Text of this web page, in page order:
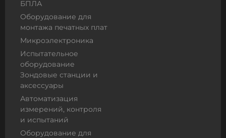
БПЛА
Оборудование для
монтажа печатных плат
Микроэлектроника
Испытательное
оборудование
Зондовые станции и
аксессуары
Автоматизация
измерений, контроля
и испытаний
Оборудование для